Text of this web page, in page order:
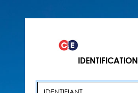
IDENTIFICATION